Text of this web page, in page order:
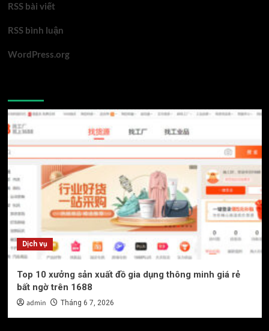
RSS bài viết
RSS bình luận
WordPress.org
Dịch vụ
Top 10 xưởng sản xuất đồ gia dụng thông minh giá rẻ
bất ngờ trên 1688
admin Tháng 6 7, 2026